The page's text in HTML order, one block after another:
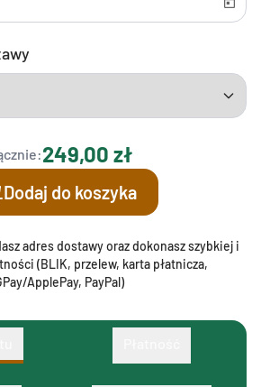
249,00 zł
Dodaj do koszyka
adres dostawy oraz dokonasz szybkiej i
(BLIK, przelew, karta płatnicza,
ApplePay, PayPal)